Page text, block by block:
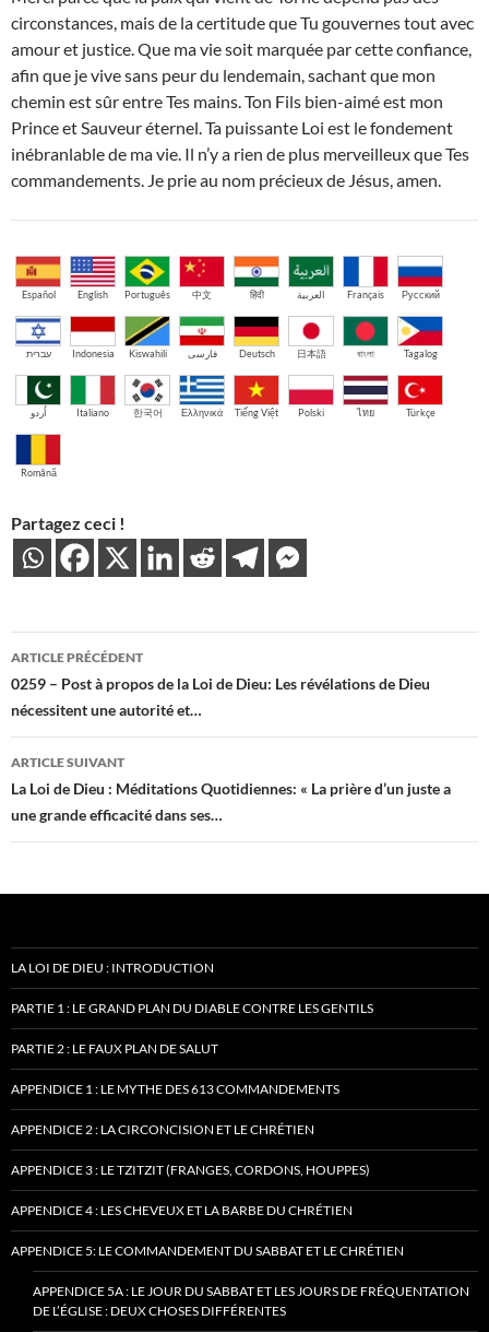
circonstances, mais de la certitude que Tu gouvernes tout avec
amour et justice. Que ma vie soit marquée par cette confiance,
afin que je vive sans peur du lendemain, sachant que mon
chemin est sûr entre Tes mains. Ton Fils bien-aimé est mon
Prince et Sauveur éternel. Ta puissante Loi est le fondement
inébranlable de ma vie. Il n’y a rien de plus merveilleux que Tes
commandements. Je prie au nom précieux de Jésus, amen.
Español English Português 中文 हिंदी العربية Français Русский
עברית Indonesia Kiswahili فارسی Deutsch 日本語 বাংলা Tagalog
اُردو Italiano 한국어 Ελληνικά Tiếng Việt Polski ไทย Türkçe
Română
Partagez ceci !
Navigation
des
articles
ARTICLE PRÉCÉDENT
0259 – Post à propos de la Loi de Dieu: Les révélations de Dieu
nécessitent une autorité et…
ARTICLE SUIVANT
La Loi de Dieu : Méditations Quotidiennes: « La prière d’un juste a
une grande efficacité dans ses…
LA LOI DE DIEU : INTRODUCTION
PARTIE 1 : LE GRAND PLAN DU DIABLE CONTRE LES GENTILS
PARTIE 2 : LE FAUX PLAN DE SALUT
APPENDICE 1 : LE MYTHE DES 613 COMMANDEMENTS
APPENDICE 2 : LA CIRCONCISION ET LE CHRÉTIEN
APPENDICE 3 : LE TZITZIT (FRANGES, CORDONS, HOUPPES)
APPENDICE 4 : LES CHEVEUX ET LA BARBE DU CHRÉTIEN
APPENDICE 5: LE COMMANDEMENT DU SABBAT ET LE CHRÉTIEN
APPENDICE 5A : LE JOUR DU SABBAT ET LES JOURS DE FRÉQUENTATION
DE L’ÉGLISE : DEUX CHOSES DIFFÉRENTES